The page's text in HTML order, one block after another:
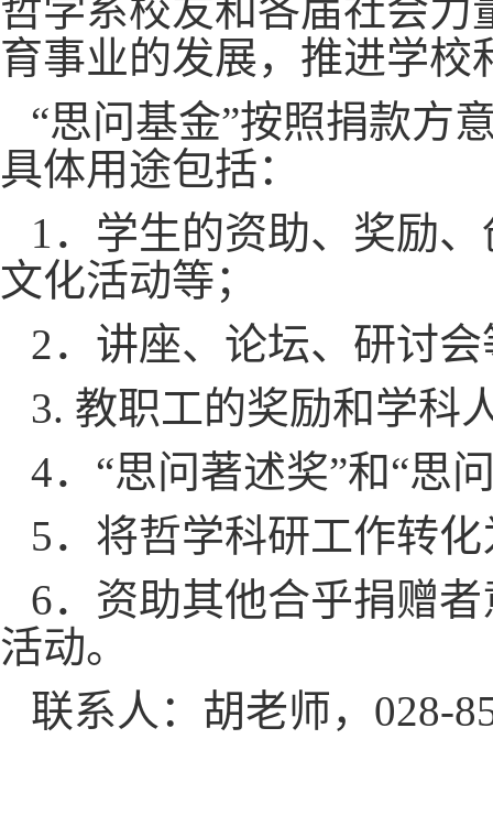
哲学系校友和各届社会
育事业的发展，推进学
“思问基金”按照捐款方
具体用途包括：
1．学生的资助、奖励
文化活动等；
2．讲座、论坛、研讨
3. 教职工的奖励和学科
4．“思问著述奖”和“思
5．将哲学科研工作转
6．资助其他合乎捐赠
活动。
联系人：胡老师，028-